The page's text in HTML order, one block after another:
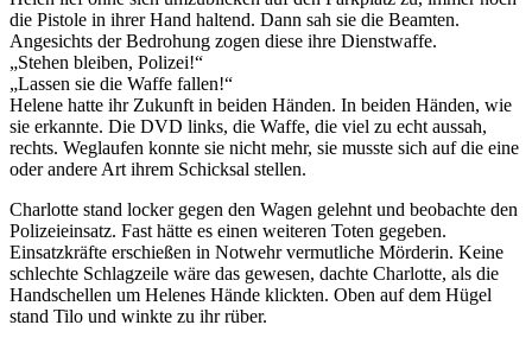
die Pistole in ihrer Hand haltend. Dann sah sie die Beamten.
Angesichts der Bedrohung zogen diese ihre Dienstwaffe.
„Stehen bleiben, Polizei!“
„Lassen sie die Waffe fallen!“
Helene hatte ihr Zukunft in beiden Händen. In beiden Händen, wie
sie erkannte. Die DVD links, die Waffe, die viel zu echt aussah,
rechts. Weglaufen konnte sie nicht mehr, sie musste sich auf die eine
oder andere Art ihrem Schicksal stellen.
Charlotte stand locker gegen den Wagen gelehnt und beobachte den
Polizeieinsatz. Fast hätte es einen weiteren Toten gegeben.
Einsatzkräfte erschießen in Notwehr vermutliche Mörderin. Keine
schlechte Schlagzeile wäre das gewesen, dachte Charlotte, als die
Handschellen um Helenes Hände klickten. Oben auf dem Hügel
stand Tilo und winkte zu ihr rüber.